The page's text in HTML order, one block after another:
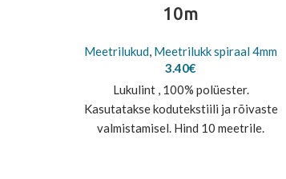
10m
Meetrilukud, Meetrilukk spiraal 4mm
3.40€
Lukulint , 100% polüester.
Kasutatakse kodutekstiili ja rõivaste
valmistamisel. Hind 10 meetrile.